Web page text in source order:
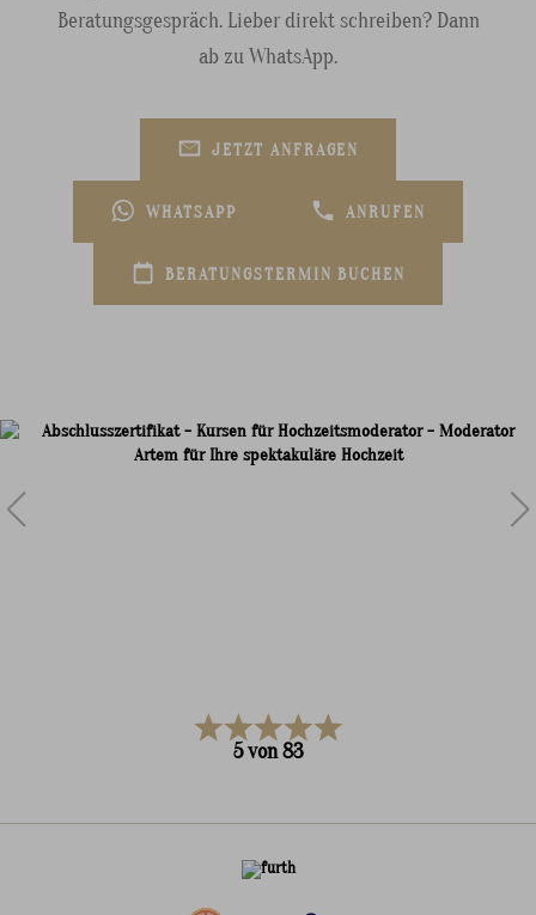
Beratungsgespräch. Lieber direkt schreiben? Dann
ab zu WhatsApp.
JETZT ANFRAGEN
WHATSAPP ANRUFEN
BERATUNGSTERMIN BUCHEN
5von 83